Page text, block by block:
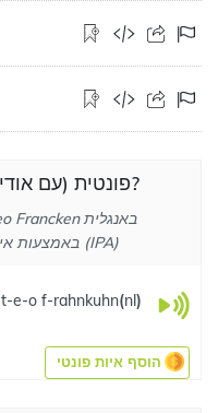
איך לבטא Theo Francken פונטית (עם אודיו)?
באמצעות איות פונטי והאלפבית הפונטי הבינלאומי (IPA)
t-e-o f-rahnkuhn(nl)
הוסף איות פונטי